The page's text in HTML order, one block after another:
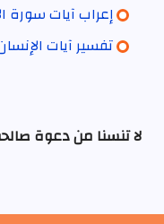
إعراب آيات سورة
تفسير آيات
لا تنسنا من دعوة